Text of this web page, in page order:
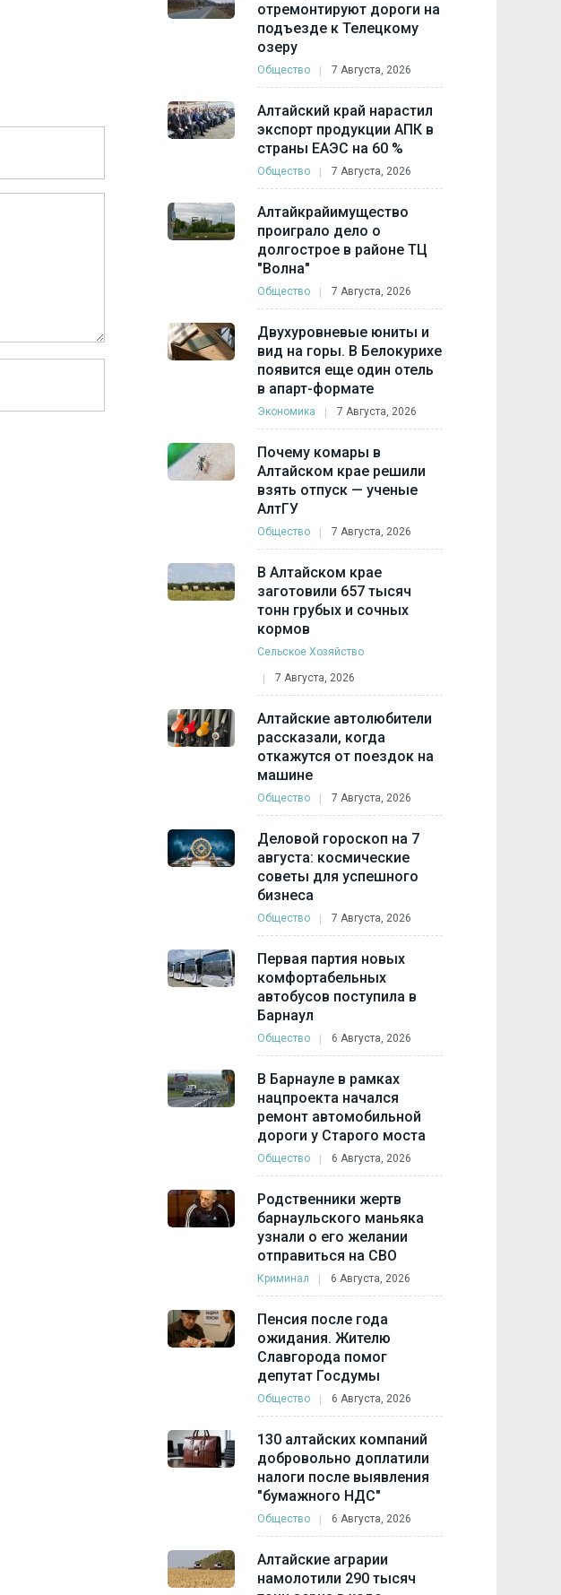
отремонтируют дороги на
подъезде к Телецкому
озеру
Общество 7 Августа, 2026
Алтайский край нарастил
экспорт продукции АПК в
страны ЕАЭС на 60 %
Общество 7 Августа, 2026
Алтайкрайимущество
проиграло дело о
долгострое в районе ТЦ
"Волна"
Общество 7 Августа, 2026
Двухуровневые юниты и
вид на горы. В Белокурихе
появится еще один отель
в апарт-формате
Экономика 7 Августа, 2026
Почему комары в
Алтайском крае решили
взять отпуск — ученые
АлтГУ
Общество 7 Августа, 2026
В Алтайском крае
заготовили 657 тысяч
тонн грубых и сочных
кормов
Сельское Хозяйство
7 Августа, 2026
Алтайские автолюбители
рассказали, когда
откажутся от поездок на
машине
Общество 7 Августа, 2026
Деловой гороскоп на 7
августа: космические
советы для успешного
бизнеса
Общество 7 Августа, 2026
Первая партия новых
комфортабельных
автобусов поступила в
Барнаул
Общество 6 Августа, 2026
В Барнауле в рамках
нацпроекта начался
ремонт автомобильной
дороги у Старого моста
Общество 6 Августа, 2026
Родственники жертв
барнаульского маньяка
узнали о его желании
отправиться на СВО
Криминал 6 Августа, 2026
Пенсия после года
ожидания. Жителю
Славгорода помог
депутат Госдумы
Общество 6 Августа, 2026
130 алтайских компаний
добровольно доплатили
налоги после выявления
"бумажного НДС"
Общество 6 Августа, 2026
Алтайские аграрии
намолотили 290 тысяч